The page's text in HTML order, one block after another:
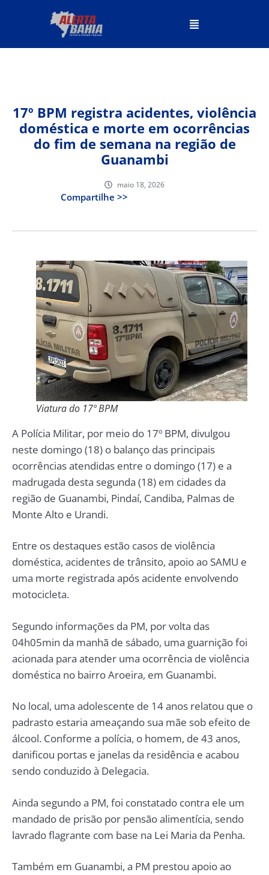
17º BPM registra acidentes, violência
doméstica e morte em ocorrências
do fim de semana na região de
Guanambi
maio 18, 2026
Compartilhe >>
Viatura do 17º BPM
A Polícia Militar, por meio do 17º BPM, divulgou
neste domingo (18) o balanço das principais
ocorrências atendidas entre o domingo (17) e a
madrugada desta segunda (18) em cidades da
região de Guanambi, Pindaí, Candiba, Palmas de
Monte Alto e Urandi.
Entre os destaques estão casos de violência
doméstica, acidentes de trânsito, apoio ao SAMU e
uma morte registrada após acidente envolvendo
motocicleta.
Segundo informações da PM, por volta das
04h05min da manhã de sábado, uma guarnição foi
acionada para atender uma ocorrência de violência
doméstica no bairro Aroeira, em Guanambi.
No local, uma adolescente de 14 anos relatou que o
padrasto estaria ameaçando sua mãe sob efeito de
álcool. Conforme a polícia, o homem, de 43 anos,
danificou portas e janelas da residência e acabou
sendo conduzido à Delegacia.
Ainda segundo a PM, foi constatado contra ele um
mandado de prisão por pensão alimentícia, sendo
lavrado flagrante com base na Lei Maria da Penha.
Também em Guanambi, a PM prestou apoio ao